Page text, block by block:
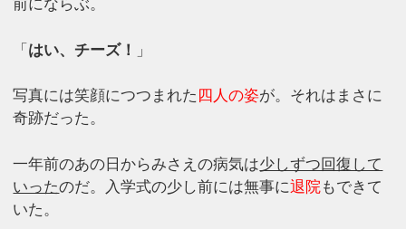
前にならぶ。
「 はい、チーズ！ 」
写真には笑顔につつまれた 四人の姿が。それはまさに
奇跡だった。
一年前のあの日からみさえの病気は少しずつ回復して
いったのだ。入学式の少し前には無事に退院もできて
いた。